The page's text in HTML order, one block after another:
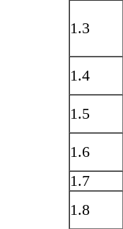
1.3
1.4
1.5
1.6
1.7
1.8